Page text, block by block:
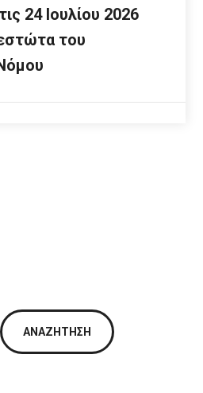
24 Ιουλίου 2026
του
ΑΝΑΖΉΤΗΣΗ